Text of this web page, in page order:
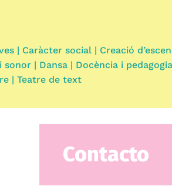
| Caràcter social | Creació
sonor | Dansa | Docència i
| Teatre de text
Contacto